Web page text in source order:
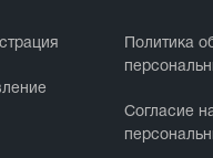
Политика
Cогласие